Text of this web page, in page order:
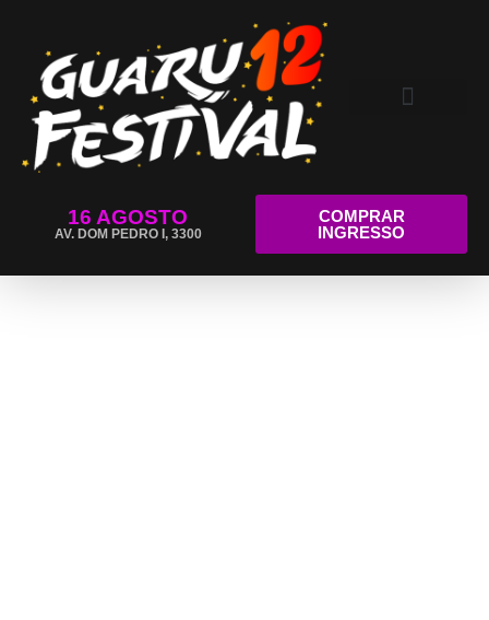
16 AGOSTO
AV. DOM PEDRO I, 3300
COMPRAR
INGRESSO